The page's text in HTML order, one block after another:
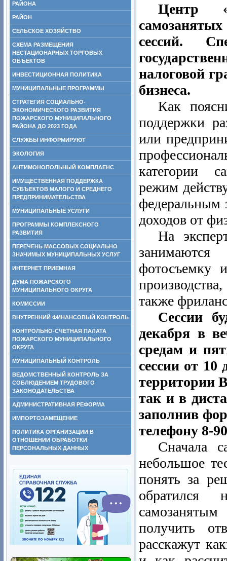
РАЙОНА
РАЙОН
СЕЛЬСКОЕ ХОЗЯЙСТВО
СХЕМА РАЗМЕЩЕНИЯ
НЕСТАЦИОНАРНЫХ ТОРГОВЫХ
ОБЪЕКТОВ
ИНВЕСТИЦИОННАЯ ПОЛИТИКА
МУНИЦИПАЛЬНЫЕ ПРОГРАММЫ
СТРАТЕГИЯ СОЦИАЛЬНО-
ЭКОНОМИЧЕСКОГО РАЗВИТИЯ
ПОЖАРСКОГО МУНИЦИПАЛЬНОГО
РАЙОНА ДО 2023 ГОДА
СЛУЖБЫ ИНФОРМИРУЮТ
ЭКОЛОГИЯ
АНТИМОНОПОЛЬНЫЙ КОМПЛАЕНС
ИМУЩЕСТВЕННАЯ ПОДДЕРЖКА
СУБЪЕКТОВ МАЛОГО И СРЕДНЕГО
ПРЕДПРИНИМАТЕЛЬСТВА
МУНИЦИПАЛЬНЫЕ УСЛУГИ
ПРОГРАММЫ КОМПЛЕКСНОГО
РАЗВИТИЯ
ПЕРЕЧЕНЬ МАССОВЫХ СОЦИАЛЬНО
ЗНАЧИМЫХ МУНИЦИПАЛЬНЫХ УСЛУГ
ИНТЕРНЕТ ПРИЕМНАЯ
ДУМА ПОЖАРСКОГО
МУНИЦИПАЛЬНОГО ОКРУГА
КОМИССИИ
ВНУТРЕННИЙ ФИНАНСОВЫЙ КОНТРОЛЬ
КОНТРОЛЬНО-СЧЕТНАЯ ПАЛАТА
ПОЖАРСКОГО МУНИЦИПАЛЬНОГО
ОКРУГА
МУНИЦИПАЛЬНЫЙ КОНТРОЛЬ
ВЕДОМСТВЕННЫЙ КОНТРОЛЬ ЗА
СОБЛЮДЕНИЕМ ТРУДОВОГО
ЗАКОНОДАТЕЛЬСТВА
АДМИНИСТРАТИВНАЯ РЕФОРМА
ИМПОРТОЗАМЕЩЕНИЕ
ПОЛИТИКА ОРГАНИЗАЦИИ В
ОТНОШЕНИИ ОБРАБОТКИ
ПЕРСОНАЛЬНЫХ ДАННЫХ
Центр
сессий.
налоговой
бизнеса.
Как
поддержки
или
категории
режим
федеральным
доходов от
На
фотосъемку
также
Сессии
декабря в
средам и
сессии от 10
территории
так и в
заполнив
телефону 8-
Сначала
небольшое
понять за
обратился
получить
расскажут